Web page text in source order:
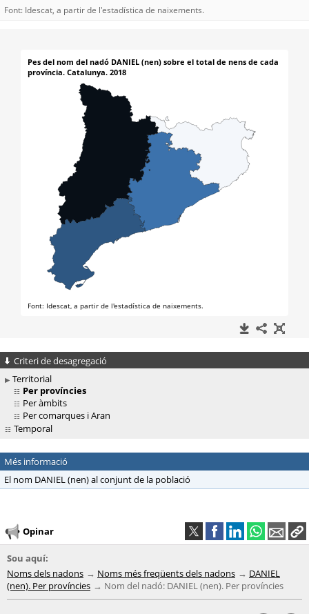
Font: Idescat, a partir de l'estadística de naixements.
Criteri de desagregació
Territorial
Per províncies
Per àmbits
Per comarques i Aran
Temporal
Més informació
El nom DANIEL (nen) al conjunt de la població
Opinar
Sou aquí:
Noms dels nadons
Noms més freqüents dels nadons
DANIEL
(nen). Per províncies
Nom del nadó: DANIEL (nen). Per províncies